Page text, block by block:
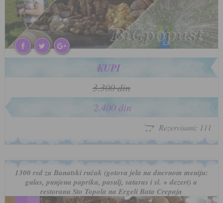
KUPI
3.300 din
2.400 din
Rezervisani: 111
1300 rsd za Banatski ručak (gotova jela na dnevnom meniju:
gulas, punjena paprika, pasulj, sataras i sl. + dezert) u
restoranu Sto Topola na Ergeli Bata Crepaja